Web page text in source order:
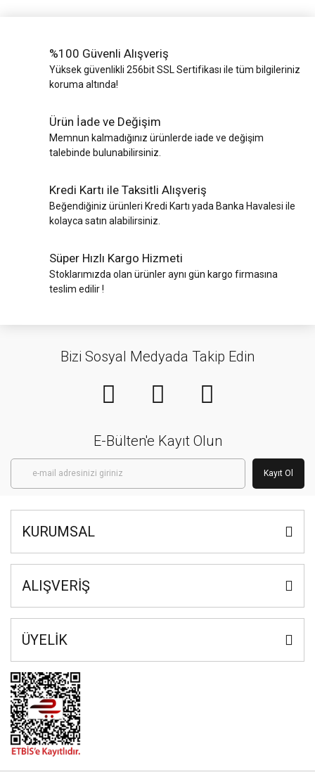
%100 Güvenli Alışveriş
Yüksek güvenlikli 256bit SSL Sertifikası ile tüm bilgileriniz
koruma altında!
Ürün İade ve Değişim
Memnun kalmadığınız ürünlerde iade ve değişim
talebinde bulunabilirsiniz.
Kredi Kartı ile Taksitli Alışveriş
Beğendiğiniz ürünleri Kredi Kartı yada Banka Havalesi ile
kolayca satın alabilirsiniz.
Süper Hızlı Kargo Hizmeti
Stoklarımızda olan ürünler aynı gün kargo firmasına
teslim edilir !
Bizi Sosyal Medyada Takip Edin
E-Bülten'e Kayıt Olun
Kayıt Ol
KURUMSAL
ALIŞVERİŞ
ÜYELİK